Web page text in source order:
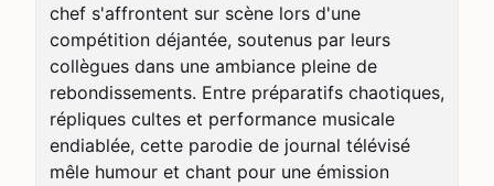
chef s'affrontent sur scène lors d'une
compétition déjantée, soutenus par leurs
collègues dans une ambiance pleine de
rebondissements. Entre préparatifs chaotiques,
répliques cultes et performance musicale
endiablée, cette parodie de journal télévisé
mêle humour et chant pour une émission